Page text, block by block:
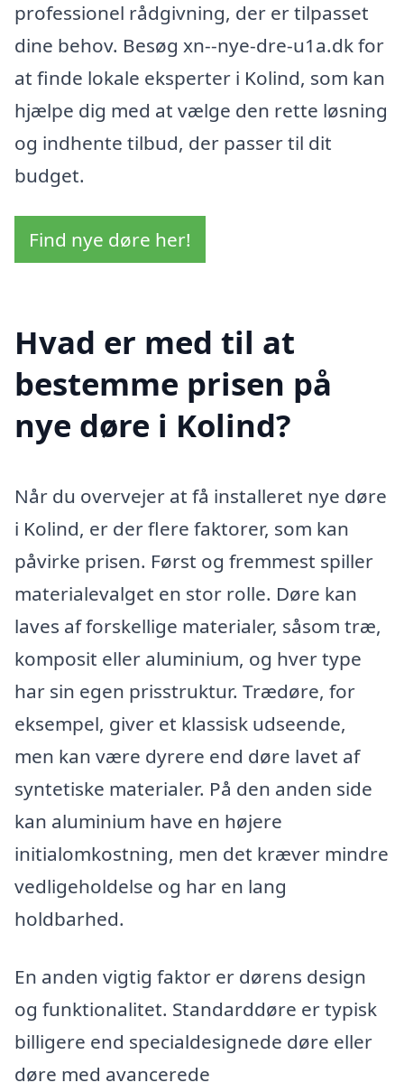
professionel rådgivning, der er tilpasset
dine behov. Besøg xn--nye-dre-u1a.dk for
at finde lokale eksperter i Kolind, som kan
hjælpe dig med at vælge den rette løsning
og indhente tilbud, der passer til dit
budget.
Find nye døre her!
Hvad er med til at
bestemme prisen på
nye døre i Kolind?
Når du overvejer at få installeret nye døre
i Kolind, er der flere faktorer, som kan
påvirke prisen. Først og fremmest spiller
materialevalget en stor rolle. Døre kan
laves af forskellige materialer, såsom træ,
komposit eller aluminium, og hver type
har sin egen prisstruktur. Trædøre, for
eksempel, giver et klassisk udseende,
men kan være dyrere end døre lavet af
syntetiske materialer. På den anden side
kan aluminium have en højere
initialomkostning, men det kræver mindre
vedligeholdelse og har en lang
holdbarhed.
En anden vigtig faktor er dørens design
og funktionalitet. Standarddøre er typisk
billigere end specialdesignede døre eller
døre med avancerede